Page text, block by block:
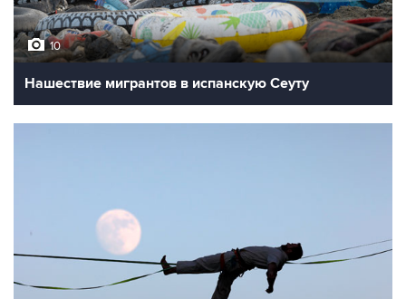
10
Нашествие мигрантов в испанскую Сеуту